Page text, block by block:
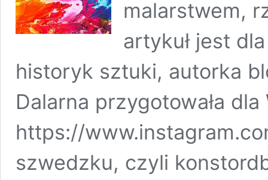
malarstwem,
artykuł jest
historyk sztuki, autorka
Dalarna przygotowała
https://
szwedzku, czyli